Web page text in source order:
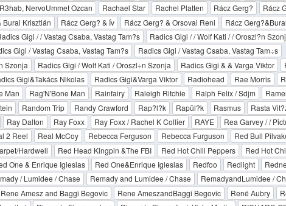
R3hab, NervoUmmet Ozcan Rachael Star Rachel Platten Rácz Gerg?
Rácz
Burai Krisztián Rácz Gerg? & Ív Rácz Gerg? & Orsovai Reni Rácz
Gigi / / Vastag Csaba, Vastag Tam?s Radics Gigi / / Wolf Kati / / Oroszl?n
Gigi / Vastag Csaba, Vastag Tam?s
Radics Gigi / Vastag Csaba, Vastag Tam÷s
Szonja
Radics Gigi / Wolf Kati / Oroszl÷n Szonja Radics Gigi & & Varga Viktor
Gigi&Takács Nikolas Radics Gigi&Varga Viktor Radiohead Rae Morris
Man Rag'N'Bone Man Rainfairy Raleigh Ritchie Ralph Felix / Sdjm
Random Trip Randy Crawford Rap?l?k Rapül?k Rasmus
Rasta
Ray Dalton Ray Foxx Ray Foxx / Rachel K Collier RAYE
Rea Garvey / /
2 Reel Real McCoy Rebecca Ferguson Rebecca Furguson Red Bull
Hardwell Red Head Kingpin &The FBI Red Hot Chili Peppers
Red Hot
One & Enrique Iglesias Red One&Enrique Iglesias Redfoo Redlight
/ Lumidee / Chase Remady and Lumidee / Chase RemadyandLumidee /
Rene Amesz and Baggi Begovic Rene AmeszandBaggi Begovic René Aubry